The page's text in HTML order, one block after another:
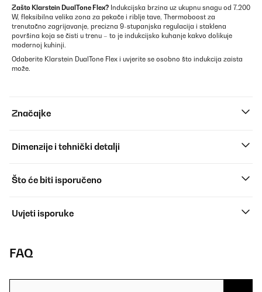
Zašto Klarstein DualTone Flex? Indukcijska brzina uz ukupnu snagu od 7.200
W, fleksibilna velika zona za pekače i riblje tave, Thermoboost za
trenutačno zagrijavanje, precizna 9-stupanjska regulacija i staklena
površina koja se čisti u trenu – to je indukcijsko kuhanje kakvo dolikuje
modernoj kuhinji.
Odaberite Klarstein DualTone Flex i uvjerite se osobno što indukcija zaista
može.
Značajke
Dimenzije i tehnički detalji
Što će biti isporučeno
Uvjeti isporuke
FAQ